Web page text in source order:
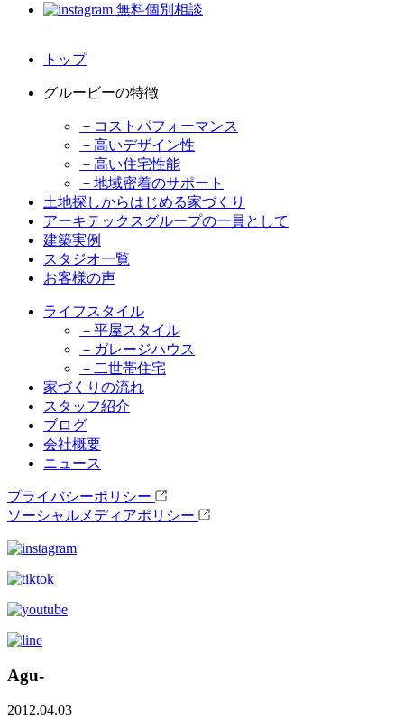
無料個別相談
トップ
グルービーの特徴
－コストパフォーマンス
－高いデザイン性
－高い住宅性能
－地域密着のサポート
土地探しからはじめる家づくり
アーキテックスグループの一員として
建築実例
スタジオ一覧
お客様の声
ライフスタイル
－平屋スタイル
－ガレージハウス
－二世帯住宅
家づくりの流れ
スタッフ紹介
ブログ
会社概要
ニュース
プライバシーポリシー
ソーシャルメディアポリシー
Agu-
2012.04.03